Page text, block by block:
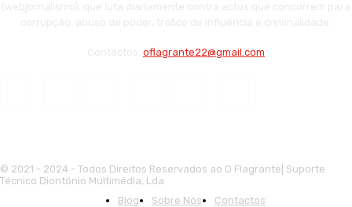
oflagrante22@gmail.com
© 2021 - 2024 - Todos Direitos Reservados ao O Flagrante| Suporte
Técnico Diontónio Multimédia, Lda
Blog
Sobre Nós Contactos